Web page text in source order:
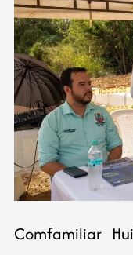
Comfamiliar